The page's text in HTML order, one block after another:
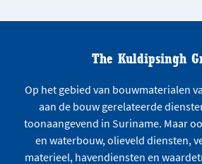
The Kuldipsingh
Op het gebied van bouwmaterialen
aan de bouw gerelateerde
toonaangevend in Suriname. Maar
en waterbouw, olieveld diensten,
materieel, havendiensten en